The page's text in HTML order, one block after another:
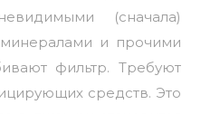
(сначала)
и прочими
фильтр. Требуют
средств. Это